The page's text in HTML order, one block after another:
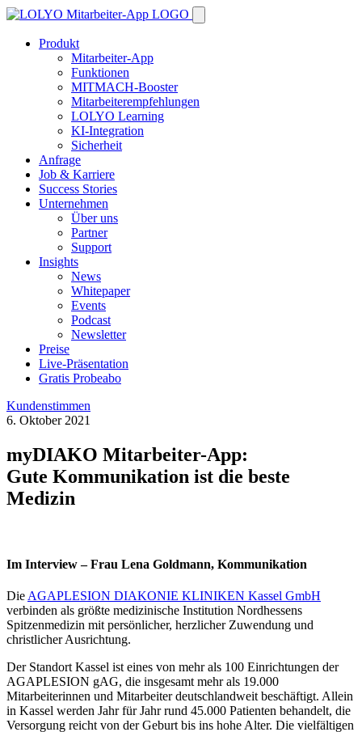
Produkt
Mitarbeiter-App
Funktionen
MITMACH-Booster
Mitarbeiterempfehlungen
LOLYO Learning
KI-Integration
Sicherheit
Anfrage
Job & Karriere
Success Stories
Unternehmen
Über uns
Partner
Support
Insights
News
Whitepaper
Events
Podcast
Newsletter
Preise
Live-Präsentation
Gratis Probeabo
Kundenstimmen
6. Oktober 2021
myDIAKO Mitarbeiter-App:
Gute Kommunikation ist die beste
Medizin
Im Interview – Frau Lena Goldmann, Kommunikation
Die AGAPLESION DIAKONIE KLINIKEN Kassel GmbH
verbinden als größte medizinische Institution Nordhessens
Spitzenmedizin mit persönlicher, herzlicher Zuwendung und
christlicher Ausrichtung.
Der Standort Kassel ist eines von mehr als 100 Einrichtungen der
AGAPLESION gAG, die insgesamt mehr als 19.000
Mitarbeiterinnen und Mitarbeiter deutschlandweit beschäftigt. Allein
in Kassel werden Jahr für Jahr rund 45.000 Patienten behandelt, die
Versorgung reicht von der Geburt bis ins hohe Alter. Die vielfältigen